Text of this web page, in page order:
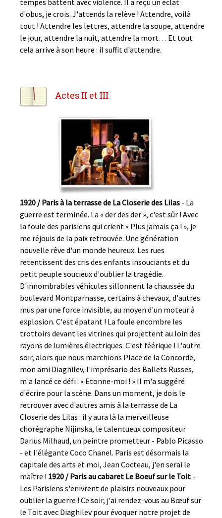
tempes battent avec violence. Il a reçu un éclat
d'obus, je crois. J'attends la relève ! Attendre, voilà
tout ! Attendre les lettres, attendre la soupe, attendre
le jour, attendre la nuit, attendre la mort… Et tout
cela arrive à son heure : il suffit d'attendre.
Actes II et III
1920 / Paris à la terrasse de La Closerie des Lilas - La
guerre est terminée. La « der des der », c'est sûr ! Avec
la foule des parisiens qui crient « Plus jamais ça ! », je
me réjouis de la paix retrouvée. Une génération
nouvelle rêve d'un monde heureux. Les rues
retentissent des cris des enfants insouciants et du
petit peuple soucieux d'oublier la tragédie.
D'innombrables véhicules sillonnent la chaussée du
boulevard Montparnasse, certains à chevaux, d'autres
mus par une force invisible, au moyen d'un moteur à
explosion. C'est épatant ! La foule encombre les
trottoirs devant les vitrines qui projettent au loin des
rayons de lumières électriques. C'est féérique ! L'autre
soir, alors que nous marchions Place de la Concorde,
mon ami Diaghilev, l'imprésario des Ballets Russes,
m'a lancé ce défi : « Etonne-moi ! » Il m'a suggéré
d'écrire pour la scène. Dans un moment, je dois le
retrouver avec d'autres amis à la terrasse de La
Closerie des Lilas : il y aura là la merveilleuse
chorégraphe Nijinska, le talentueux compositeur
Darius Milhaud, un peintre prometteur - Pablo Picasso
- et l'élégante Coco Chanel. Paris est désormais la
capitale des arts et moi, Jean Cocteau, j'en serai le
maître ! 1920 / Paris au cabaret Le Boeuf sur le Toit -
Les Parisiens s'enivrent de plaisirs nouveaux pour
oublier la guerre ! Ce soir, j'ai rendez-vous au Bœuf sur
le Toit avec Diaghilev pour évoquer notre projet de